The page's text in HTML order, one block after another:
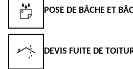
POSE DE BÂCHE ET
DEVIS FUITE DE